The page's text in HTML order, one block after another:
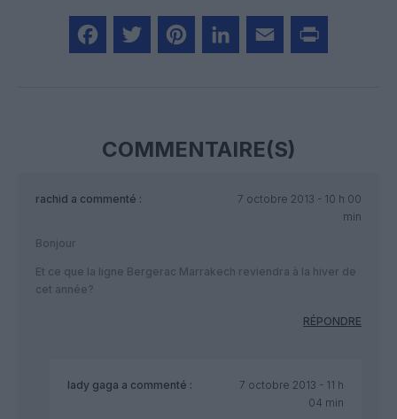
COMMENTAIRE(S)
rachid a commenté :
7 octobre 2013 - 10 h 00
min
Bonjour
Et ce que la ligne Bergerac Marrakech reviendra à la hiver de
cet année?
RÉPONDRE
lady gaga a commenté :
7 octobre 2013 - 11 h
04 min